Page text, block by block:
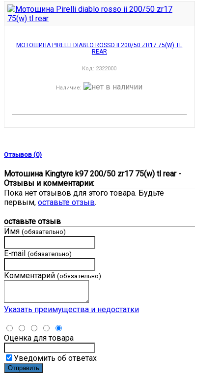
МОТОШИНА PIRELLI DIABLO ROSSO II 200/50 ZR17 75(W) TL
REAR
Код: 2322000
Наличие:
Отзывов (0)
Мотошина Kingtyre k97 200/50 zr17 75(w) tl rear -
Отзывы и комментарии:
Пока нет отзывов для этого товара. Будьте
первым, оставьте отзыв.
оставьте отзыв
Имя (обязательно)
E-mail (обязательно)
Комментарий (обязательно)
Указать преимущества и недостатки
Оценка для товара
Уведомить об ответах